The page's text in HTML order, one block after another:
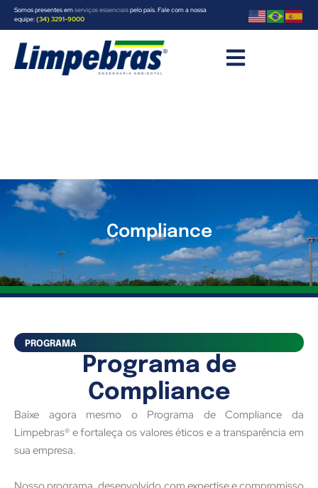
Somos presentes emserviços essenciaispelo país. Fale com a nossa
equipe:(34) 3291-9000
Compliance
PROGRAMA
Programa de
Compliance
Baixe agora mesmo o Programa de Compliance da
Limpebras® e fortaleça os valores éticos e a transparência em
sua empresa.